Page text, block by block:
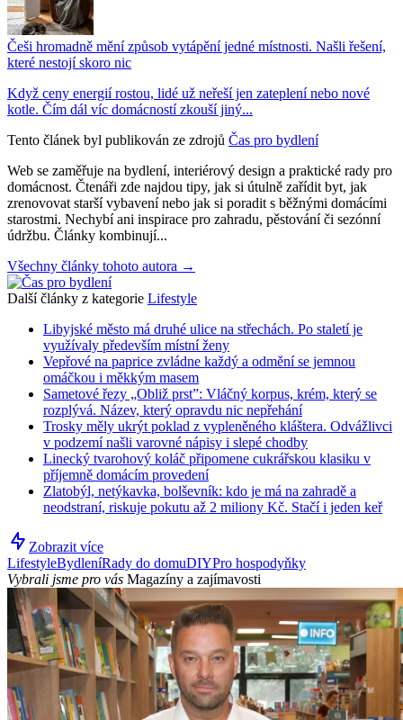
Češi hromadně mění způsob vytápění jedné místnosti. Našli řešení,
které nestojí skoro nic
Když ceny energií rostou, lidé už neřeší jen zateplení nebo nové
kotle. Čím dál víc domácností zkouší jiný...
Tento článek byl publikován ze zdrojů Čas pro bydlení
Web se zaměřuje na bydlení, interiérový design a praktické rady pro
domácnost. Čtenáři zde najdou tipy, jak si útulně zařídit byt, jak
zrenovovat starší vybavení nebo jak si poradit s běžnými domácími
starostmi. Nechybí ani inspirace pro zahradu, pěstování či sezónní
údržbu. Články kombinují...
Všechny články tohoto autora →
Další články z kategorie Lifestyle
Libyjské město má druhé ulice na střechách. Po staletí je
využívaly především místní ženy
Vepřové na paprice zvládne každý a odmění se jemnou
omáčkou i měkkým masem
Sametové řezy „Obliž prst”: Vláčný korpus, krém, který se
rozplývá. Název, který opravdu nic nepřehání
Trosky měly ukrýt poklad z vypleněného kláštera. Odvážlivci
v podzemí našli varovné nápisy i slepé chodby
Linecký tvarohový koláč připomene cukrářskou klasiku v
příjemně domácím provedení
Zlatobýl, netýkavka, bolševník: kdo je má na zahradě a
neodstraní, riskuje pokutu až 2 miliony Kč. Stačí i jeden keř
Zobrazit více
LifestyleBydleníRady do domuDIYPro hospodyňky
Vybrali jsme pro vás Magazíny a zajímavosti